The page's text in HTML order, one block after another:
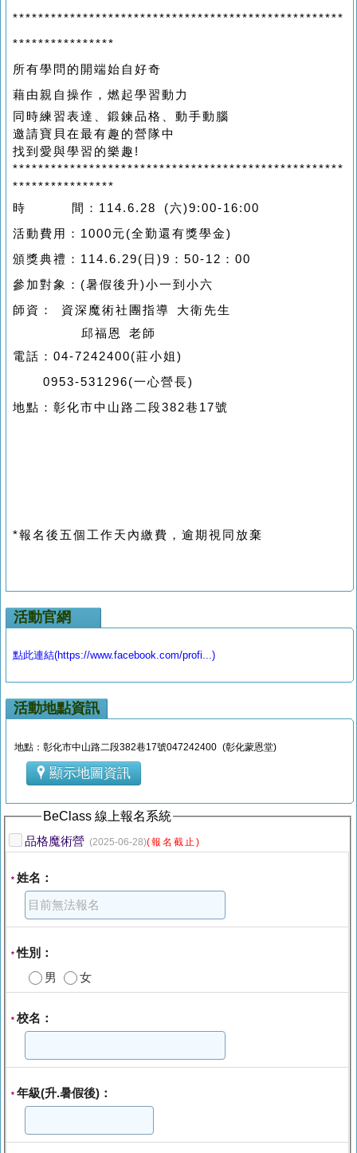
****************************************************
****************
所有學問的開端始自好奇
藉由親自操作，燃起學習動力
同時練習表達、鍛鍊品格、動手動腦
邀請寶貝在最有趣的營隊中
找到愛與學習的樂趣!
****************************************************
****************
時 間：114.6.28 (六)9:00-16:00
活動費用：1000元(全勤還有獎學金)
頒獎典禮：114.6.29(日)9：50-12：00
參加對象：(暑假後升)小一到小六
師資： 資深魔術社團指導 大衛先生
邱福恩 老師
電話：04-7242400(莊小姐)
0953-531296(一心營長)
地點：彰化市中山路二段382巷17號
*報名後五個工作天內繳費，逾期視同放棄
活動官網
點此連結(https://www.facebook.com/profi...)
活動地點資訊
地點：彰化市中山路二段382巷17號047242400 (彰化蒙恩堂)
顯示地圖資訊
BeClass 線上報名系統
品格魔術營 (2025-06-28)(報名截止)
* 姓名：
*性別：
男
女
* 校名：
* 年級(升.暑假後)：